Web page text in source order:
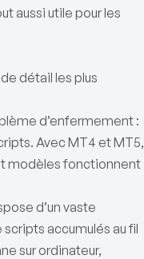
aussi utile pour les
détail les plus
d’enfermement :
Avec MT4 et MT5,
modèles fonctionnent
d’un vaste
accumulés au fil
sur ordinateur,